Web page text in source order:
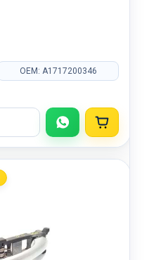
OEM: A1717200346